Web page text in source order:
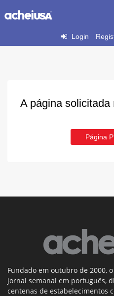
Login
A página solicitada
Página
Fundado em outubro de 2000,
jornal semanal em português,
centenas de estabelecimentos